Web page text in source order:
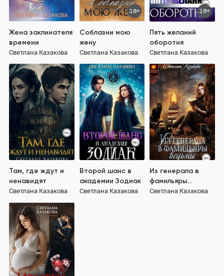
Жена заклинателя
времени
Светлана Казакова
18+
Соблазни мою
жену
Светлана Казакова
18+
Пять желаний
оборотня
Светлана Казакова
Там, где ждут и
ненавидят
Светлана Казакова
Второй шанс в
академии Зодиак
Светлана Казакова
Из генерала в
фамильяры
ведьмы
Светлана Казакова